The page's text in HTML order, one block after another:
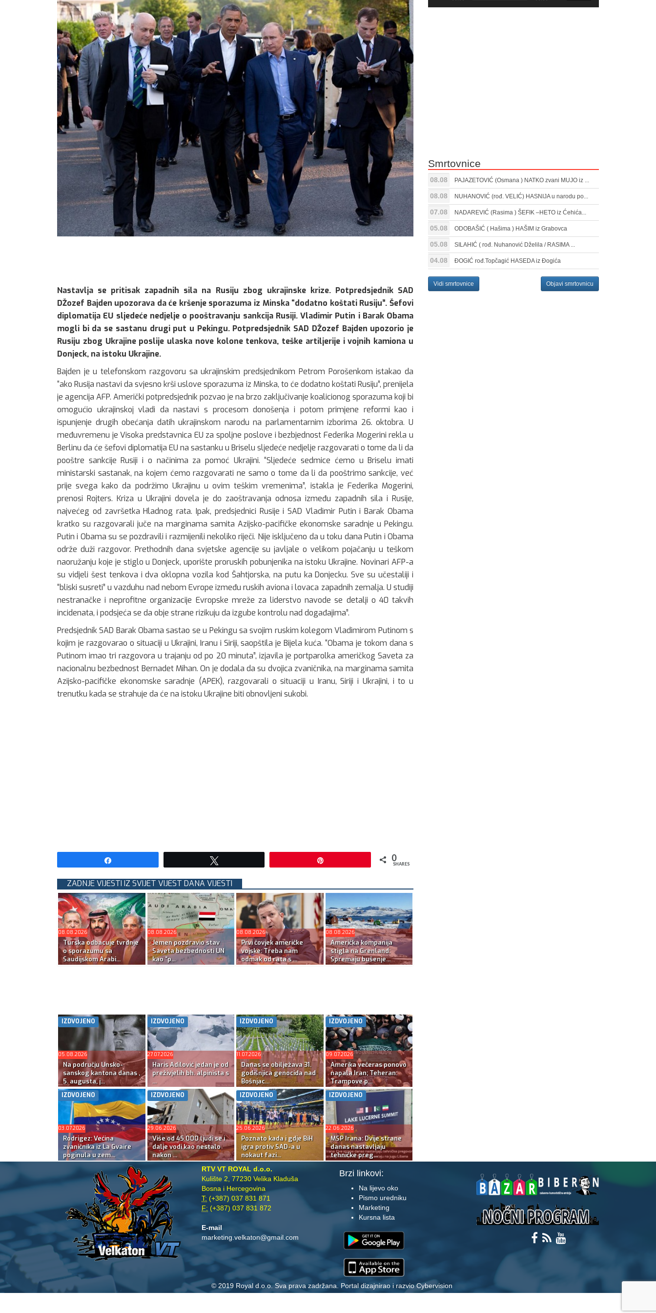
Nastavlja se pritisak zapadnih sila na Rusiju zbog ukrajinske krize. Potpredsjednik SAD
DŽozef Bajden upozorava da će kršenje sporazuma iz Minska “dodatno koštati Rusiju”. Šefovi
diplomatija EU sljedeće nedjelje o pooštravanju sankcija Rusiji. Vladimir Putin i Barak Obama
mogli bi da se sastanu drugi put u Pekingu. Potpredsjednik SAD DŽozef Bajden upozorio je
Rusiju zbog Ukrajine poslije ulaska nove kolone tenkova, teške artiljerije i vojnih kamiona u
Donjeck, na istoku Ukrajine.
Bajden je u telefonskom razgovoru sa ukrajinskim predsjednikom Petrom Porošenkom istakao da
“ako Rusija nastavi da svjesno krši uslove sporazuma iz Minska, to će dodatno koštati Rusiju”, prenijela
je agencija AFP. Američki potpredsjednik pozvao je na brzo zaključivanje koalicionog sporazuma koji bi
omogućio ukrajinskoj vladi da nastavi s procesom donošenja i potom primjene reformi kao i
ispunjenje drugih obećanja datih ukrajinskom narodu na parlamentarnim izborima 26. oktobra. U
međuvremenu je Visoka predstavnica EU za spoljne poslove i bezbjednost Federika Mogerini rekla u
Berlinu da će šefovi diplomatija EU na sastanku u Briselu sljedeće nedjelje razgovarati o tome da li da
pooštre sankcije Rusiji i o načinima za pomoć Ukrajini. “Sljedeće sedmice ćemo u Briselu imati
ministarski sastanak, na kojem ćemo razgovarati ne samo o tome da li da pooštrimo sankcije, već
prije svega kako da podržimo Ukrajinu u ovim teškim vremenima”, istakla je Federika Mogerini,
prenosi Rojters. Kriza u Ukrajini dovela je do zaoštravanja odnosa između zapadnih sila i Rusije,
najvećeg od završetka Hladnog rata. Ipak, predsjednici Rusije i SAD Vladimir Putin i Barak Obama
kratko su razgovarali juče na marginama samita Azijsko-pacifičke ekonomske saradnje u Pekingu.
Putin i Obama su se pozdravili i razmijenili nekoliko riječi. Nije isključeno da u toku dana Putin i Obama
održe duži razgovor. Prethodnih dana svjetske agencije su javljale o velikom pojačanju u teškom
naoružanju koje je stiglo u Donjeck, uporište proruskih pobunjenika na istoku Ukrajine. Novinari AFP-a
su vidjeli šest tenkova i dva oklopna vozila kod Šahtjorska, na putu ka Donjecku. Sve su učestaliji i
“bliski susreti” u vazduhu nad nebom Evrope između ruskih aviona i lovaca zapadnih zemalja. U studiji
nestranačke i neprofitne organizacije Evropske mreže za liderstvo navode se detalji o 40 takvih
incidenata, i podsjeća se da obje strane rizikuju da izgube kontrolu nad događajima”.
Predsjednik SAD Barak Obama sastao se u Pekingu sa svojim ruskim kolegom Vladimirom Putinom s
kojim je razgovarao o situaciji u Ukrajini, Iranu i Siriji, saopštila je Bijela kuća. “Obama je tokom dana s
Putinom imao tri razgovora u trajanju od po 20 minuta”, izjavila je portparolka američkog Saveta za
nacionalnu bezbednost Bernadet Mihan. On je dodala da su dvojica zvaničnika, na marginama samita
Azijsko-pacifičke ekonomske saradnje (APEK), razgovarali o situaciji u Iranu, Siriji i Ukrajini, i to u
trenutku kada se strahuje da će na istoku Ukrajine biti obnovljeni sukobi.
0
SHARES
ZADNJE VIJESTI IZ SVIJET VIJEST DANA VIJESTI
08.08.2026
Turska odbacuje tvrdnje
o sporazumu sa
Saudijskom Arabi...
08.08.2026
Jemen pozdravio stav
Saveta bezbednosti UN
kao “p...
08.08.2026
Prvi čovjek američke
vojske: Treba nam
odmak od rata s ...
08.08.2026
Američka kompanija
stigla na Grenland:
Spremaju bušenje...
IZDVOJENO
05.08.2026
Na području Unsko-
sanskog kantona danas ,
5. augusta, j...
IZDVOJENO
27.07.2026
Haris Adilović jedan je od
preživjelih bh. alpinista s
...
IZDVOJENO
11.07.2026
Danas se obilježava 31.
godišnjica genocida nad
Bošnjac...
IZDVOJENO
09.07.2026
Amerika večeras ponovo
napala Iran; Teheran:
Trampove p...
IZDVOJENO
03.07.2026
Rodrigez: Većina
zvaničnika iz La Gvaire
poginula u zem...
IZDVOJENO
29.06.2026
Više od 45.000 ljudi se i
dalje vodi kao nestalo
nakon ...
IZDVOJENO
25.06.2026
Poznato kada i gdje BiH
igra protiv SAD-a u
nokaut fazi...
IZDVOJENO
22.06.2026
MSP Irana: Dvije strane
danas nastavljaju
tehničke preg...
Gore/Dole
Smrtovnice
08.08 PAJAZETOVIĆ (Osmana ) NATKO zvani MUJO iz ...
08.08 NUHANOVIĆ (rođ. VELIĆ) HASNIJA u narodu po...
07.08 NADAREVIĆ (Rasima ) ŠEFIK –HETO iz Ćehića...
05.08 ODOBAŠIĆ ( Hašima ) HAŠIM iz Grabovca
05.08 SILAHIĆ ( rođ. Nuhanović Dželila / RASIMA ...
04.08 ĐOGIĆ rođ.Topčagić HASEDA iz Đogića
Vidi smrtovnice Objavi smrtovnicu
RTV VT ROYAL d.o.o.
Kulište 2, 77230 Velika Kladuša
Bosna i Hercegovina
T: (+387) 037 831 871
F: (+387) 037 831 872
E-mail
marketing.velkaton@gmail.com
Brzi linkovi:
Na lijevo oko
Pismo uredniku
Marketing
Kursna lista
© 2019 Royal d.o.o. Sva prava zadržana. Portal dizajnirao i razvioCybervision